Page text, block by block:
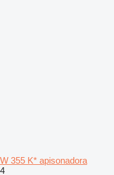
W 355 K* apisonadora
4